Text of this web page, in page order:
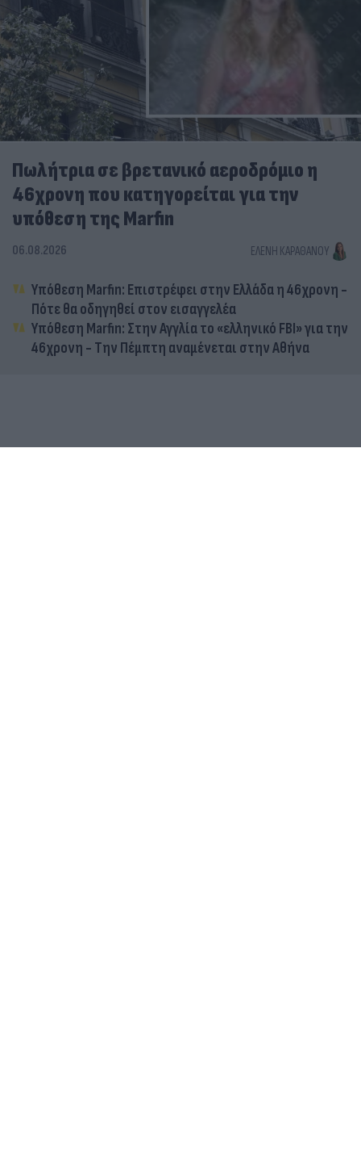
Πωλήτρια σε βρετανικό αεροδρόμιο η
46χρονη που κατηγορείται για την
υπόθεση της Marfin
06.08.2026 ΕΛΈΝΗ ΚΑΡΑΘΆΝΟΥ
Υπόθεση Marfin: Επιστρέφει στην Ελλάδα η 46χρονη -
Πότε θα οδηγηθεί στον εισαγγελέα
Υπόθεση Marfin: Στην Αγγλία το «ελληνικό FBI» για την
46χρονη - Την Πέμπτη αναμένεται στην Αθήνα